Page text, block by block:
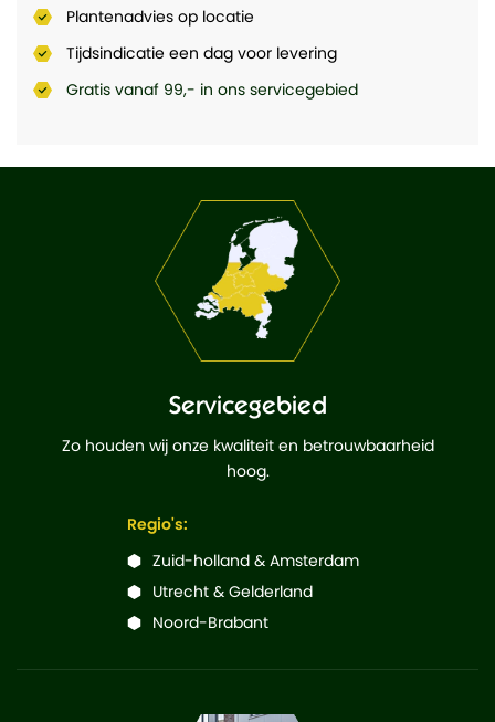
Plantenadvies op locatie
Tijdsindicatie een dag voor levering
Gratis vanaf 99,- in ons servicegebied
Servicegebied
Zo houden wij onze kwaliteit en betrouwbaarheid
hoog.
Regio's:
Zuid-holland & Amsterdam
Utrecht & Gelderland
Noord-Brabant